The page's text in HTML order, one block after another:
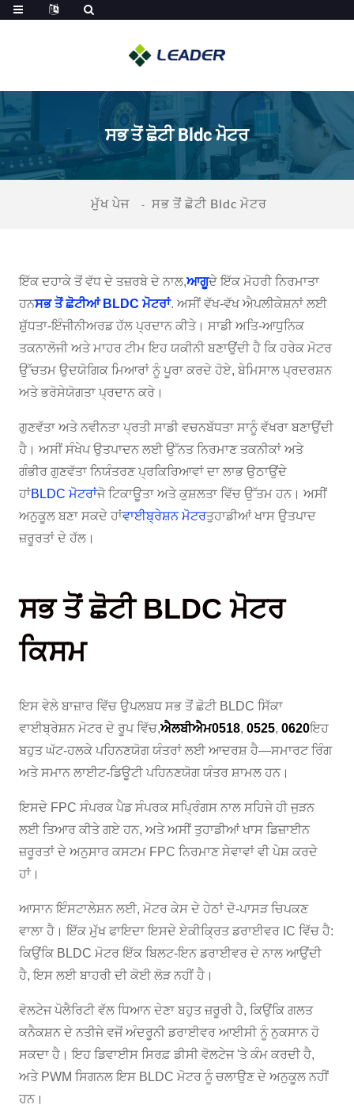
ਸਭ ਤੋਂ ਛੋਟੀ Bldc ਮੋਟਰ
ਮੁੱਖ ਪੇਜ ਸਭ ਤੋਂ ਛੋਟੀ Bldc ਮੋਟਰ
ਇੱਕ ਦਹਾਕੇ ਤੋਂ ਵੱਧ ਦੇ ਤਜ਼ਰਬੇ ਦੇ ਨਾਲ,ਆਗੂਦੇ ਇੱਕ ਮੋਹਰੀ ਨਿਰਮਾਤਾ
ਹਨਸਭ ਤੋਂ ਛੋਟੀਆਂ BLDC ਮੋਟਰਾਂ. ਅਸੀਂ ਵੱਖ-ਵੱਖ ਐਪਲੀਕੇਸ਼ਨਾਂ ਲਈ
ਸ਼ੁੱਧਤਾ-ਇੰਜੀਨੀਅਰਡ ਹੱਲ ਪ੍ਰਦਾਨ ਕੀਤੇ। ਸਾਡੀ ਅਤਿ-ਆਧੁਨਿਕ
ਤਕਨਾਲੋਜੀ ਅਤੇ ਮਾਹਰ ਟੀਮ ਇਹ ਯਕੀਨੀ ਬਣਾਉਂਦੀ ਹੈ ਕਿ ਹਰੇਕ ਮੋਟਰ
ਉੱਚਤਮ ਉਦਯੋਗਿਕ ਮਿਆਰਾਂ ਨੂੰ ਪੂਰਾ ਕਰਦੇ ਹੋਏ, ਬੇਮਿਸਾਲ ਪ੍ਰਦਰਸ਼ਨ
ਅਤੇ ਭਰੋਸੇਯੋਗਤਾ ਪ੍ਰਦਾਨ ਕਰੇ।
ਗੁਣਵੱਤਾ ਅਤੇ ਨਵੀਨਤਾ ਪ੍ਰਤੀ ਸਾਡੀ ਵਚਨਬੱਧਤਾ ਸਾਨੂੰ ਵੱਖਰਾ ਬਣਾਉਂਦੀ
ਹੈ। ਅਸੀਂ ਸੰਖੇਪ ਉਤਪਾਦਨ ਲਈ ਉੱਨਤ ਨਿਰਮਾਣ ਤਕਨੀਕਾਂ ਅਤੇ
ਗੰਭੀਰ ਗੁਣਵੱਤਾ ਨਿਯੰਤਰਣ ਪ੍ਰਕਿਰਿਆਵਾਂ ਦਾ ਲਾਭ ਉਠਾਉਂਦੇ
ਹਾਂBLDC ਮੋਟਰਾਂਜੋ ਟਿਕਾਊਤਾ ਅਤੇ ਕੁਸ਼ਲਤਾ ਵਿੱਚ ਉੱਤਮ ਹਨ। ਅਸੀਂ
ਅਨੁਕੂਲ ਬਣਾ ਸਕਦੇ ਹਾਂਵਾਈਬ੍ਰੇਸ਼ਨ ਮੋਟਰਤੁਹਾਡੀਆਂ ਖਾਸ ਉਤਪਾਦ
ਜ਼ਰੂਰਤਾਂ ਦੇ ਹੱਲ।
ਸਭ ਤੋਂ ਛੋਟੀ BLDC ਮੋਟਰ
ਕਿਸਮ
ਇਸ ਵੇਲੇ ਬਾਜ਼ਾਰ ਵਿੱਚ ਉਪਲਬਧ ਸਭ ਤੋਂ ਛੋਟੀ BLDC ਸਿੱਕਾ
ਵਾਈਬ੍ਰੇਸ਼ਨ ਮੋਟਰ ਦੇ ਰੂਪ ਵਿੱਚ,ਐਲਬੀਐਮ0518,0525,0620ਇਹ
ਬਹੁਤ ਘੱਟ-ਹਲਕੇ ਪਹਿਨਣਯੋਗ ਯੰਤਰਾਂ ਲਈ ਆਦਰਸ਼ ਹੈ—ਸਮਾਰਟ ਰਿੰਗ
ਅਤੇ ਸਮਾਨ ਲਾਈਟ-ਡਿਊਟੀ ਪਹਿਨਣਯੋਗ ਯੰਤਰ ਸ਼ਾਮਲ ਹਨ।
ਇਸਦੇ FPC ਸੰਪਰਕ ਪੈਡ ਸੰਪਰਕ ਸਪ੍ਰਿੰਗਸ ਨਾਲ ਸਹਿਜੇ ਹੀ ਜੁੜਨ
ਲਈ ਤਿਆਰ ਕੀਤੇ ਗਏ ਹਨ, ਅਤੇ ਅਸੀਂ ਤੁਹਾਡੀਆਂ ਖਾਸ ਡਿਜ਼ਾਈਨ
ਜ਼ਰੂਰਤਾਂ ਦੇ ਅਨੁਸਾਰ ਕਸਟਮ FPC ਨਿਰਮਾਣ ਸੇਵਾਵਾਂ ਵੀ ਪੇਸ਼ ਕਰਦੇ
ਹਾਂ।
ਆਸਾਨ ਇੰਸਟਾਲੇਸ਼ਨ ਲਈ, ਮੋਟਰ ਕੇਸ ਦੇ ਹੇਠਾਂ ਦੋ-ਪਾਸੜ ਚਿਪਕਣ
ਵਾਲਾ ਹੈ। ਇੱਕ ਮੁੱਖ ਫਾਇਦਾ ਇਸਦੇ ਏਕੀਕ੍ਰਿਤ ਡਰਾਈਵਰ IC ਵਿੱਚ ਹੈ:
ਕਿਉਂਕਿ BLDC ਮੋਟਰ ਇੱਕ ਬਿਲਟ-ਇਨ ਡਰਾਈਵਰ ਦੇ ਨਾਲ ਆਉਂਦੀ
ਹੈ, ਇਸ ਲਈ ਬਾਹਰੀ ਦੀ ਕੋਈ ਲੋੜ ਨਹੀਂ ਹੈ।
ਵੋਲਟੇਜ ਪੋਲੈਰਿਟੀ ਵੱਲ ਧਿਆਨ ਦੇਣਾ ਬਹੁਤ ਜ਼ਰੂਰੀ ਹੈ, ਕਿਉਂਕਿ ਗਲਤ
ਕਨੈਕਸ਼ਨ ਦੇ ਨਤੀਜੇ ਵਜੋਂ ਅੰਦਰੂਨੀ ਡਰਾਈਵਰ ਆਈਸੀ ਨੂੰ ਨੁਕਸਾਨ ਹੋ
ਸਕਦਾ ਹੈ। ਇਹ ਡਿਵਾਈਸ ਸਿਰਫ਼ ਡੀਸੀ ਵੋਲਟੇਜ 'ਤੇ ਕੰਮ ਕਰਦੀ ਹੈ,
ਅਤੇ PWM ਸਿਗਨਲ ਇਸ BLDC ਮੋਟਰ ਨੂੰ ਚਲਾਉਣ ਦੇ ਅਨੁਕੂਲ ਨਹੀਂ
ਹਨ।